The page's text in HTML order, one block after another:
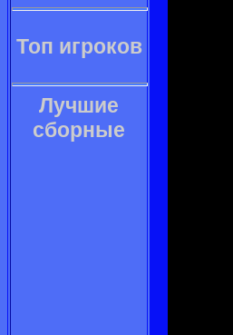
Топ игроков
Лучшие
сборные